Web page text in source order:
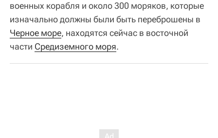
военных корабля и около 300 моряков, которые
изначально должны были быть переброшены в
Черное море, находятся сейчас в восточной
части Средиземного моря.